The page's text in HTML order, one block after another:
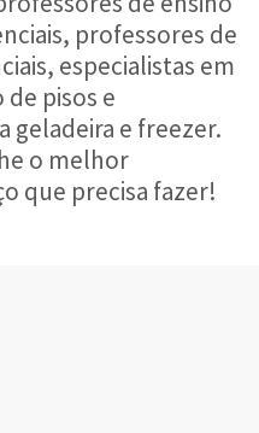
professores de
especialistas em
pisos e
geladeira e freezer.
o melhor
que precisa fazer!